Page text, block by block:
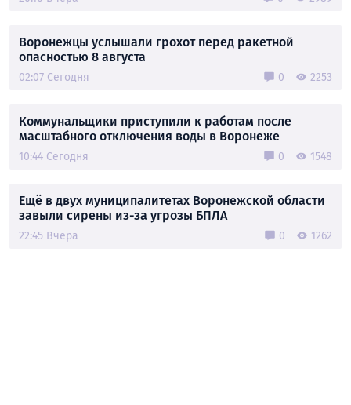
Воронежцы услышали грохот перед ракетной
опасностью 8 августа
02:07 Сегодня 0 2253
Коммунальщики приступили к работам после
масштабного отключения воды в Воронеже
10:44 Сегодня 0 1548
Ещё в двух муниципалитетах Воронежской области
завыли сирены из-за угрозы БПЛА
22:45 Вчера 0 1262